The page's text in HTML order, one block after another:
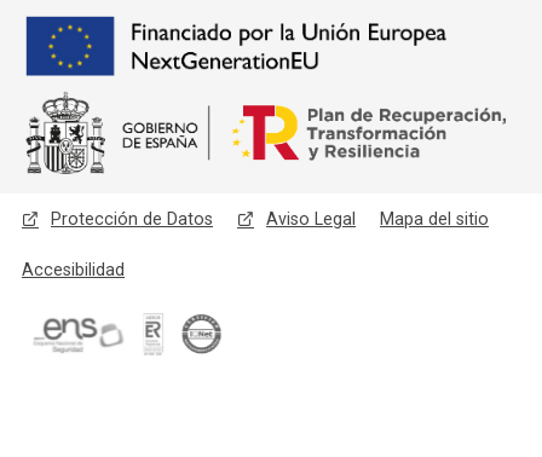
Menú legal
Protección de Datos Aviso Legal Mapa del sitio
Accesibilidad